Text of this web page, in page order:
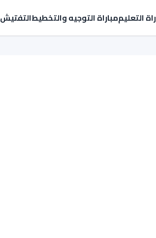
التعليممباراة التوجيه والتخطيطالتفتيش